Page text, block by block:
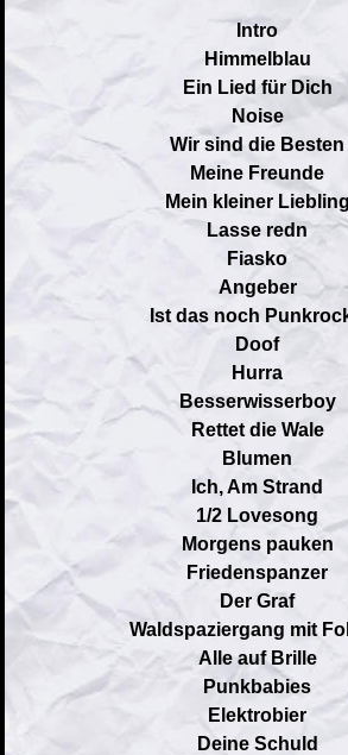
Intro
Himmelblau
Ein Lied für Dich
Noise
Wir sind die Besten
Meine Freunde
Mein kleiner Liebling
Lasse redn
Fiasko
Angeber
Ist das noch
Doof
Hurra
Besserwisserboy
Rettet die Wale
Blumen
Ich, Am Strand
1/2 Lovesong
Morgens pauken
Friedenspanzer
Der Graf
Waldspaziergang mit
Alle auf Brille
Punkbabies
Elektrobier
Deine Schuld